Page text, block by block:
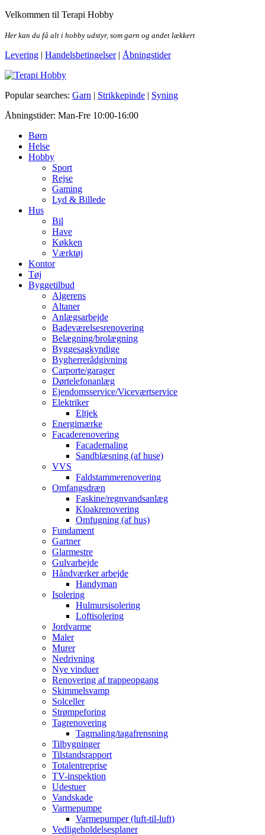
Skip
the
Velkommen til Terapi Hobby
Her kan du få alt i hobby udstyr, som garn og andet lækkert
Levering | Handelsbetingelser| Åbningstider
Terapi Hobby
Popular searches: Garn | Strikkepinde | Syning
Åbningstider: Man-Fre 10:00-16:00
Børn
Helse
Hobby
Sport
Rejse
Gaming
Lyd & Billede
Hus
Bil
Have
Køkken
Værktøj
Kontor
Tøj
Byggetilbud
Algerens
Altaner
Anlægsarbejde
Badeværelsesrenovering
Belægning/brolægning
Byggesagkyndige
Bygherrerådgivning
Carporte/garager
Dørtelefonanlæg
Ejendomsservice/Viceværtservice
Elektriker
Eltjek
Energimærke
Facaderenovering
Facademaling
Sandblæsning (af huse)
VVS
Faldstammerenovering
Omfangsdræn
Faskine/regnvandsanlæg
Kloakrenovering
Omfugning (af hus)
Fundament
Gartner
Glarmestre
Gulvarbejde
Håndværker arbejde
Handyman
Isolering
Hulmursisolering
Loftisolering
Jordvarme
Maler
Murer
Nedrivning
Nye vinduer
Renovering af trappeopgang
Skimmelsvamp
Solceller
Strømpeforing
Tagrenovering
Tagmaling/tagafrensning
Tilbygninger
Tilstandsrapport
Totalentreprise
TV-inspektion
Udestuer
Vandskade
Varmepumpe
Varmepumper (luft-til-luft)
Vedligeholdelsesplaner